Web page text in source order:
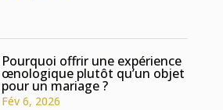
Pourquoi offrir une expérience
œnologique plutôt qu’un objet
pour un mariage ?
Fév 6, 2026